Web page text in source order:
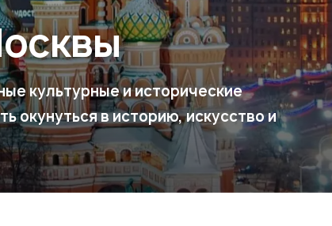
культурные и исторические
окунуться в историю, искусство и